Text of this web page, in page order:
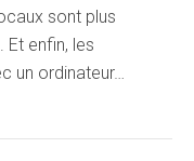
sont plus
Et enfin, les
un ordinateur…